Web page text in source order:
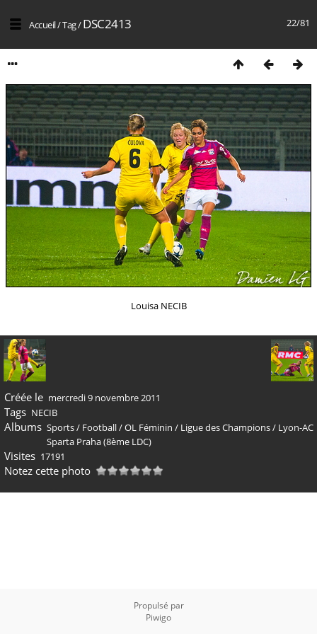
22/81
Accueil/Tag/DSC2413
Louisa NECIB
Créée le mercredi 9 novembre 2011
Tags NECIB
Albums Sports/ Football/OL Féminin / Ligue des Champions/ Lyon-AC
Sparta Praha (8ème LDC)
Visites 17191
Notez cette photo
Propulsé par
Piwigo